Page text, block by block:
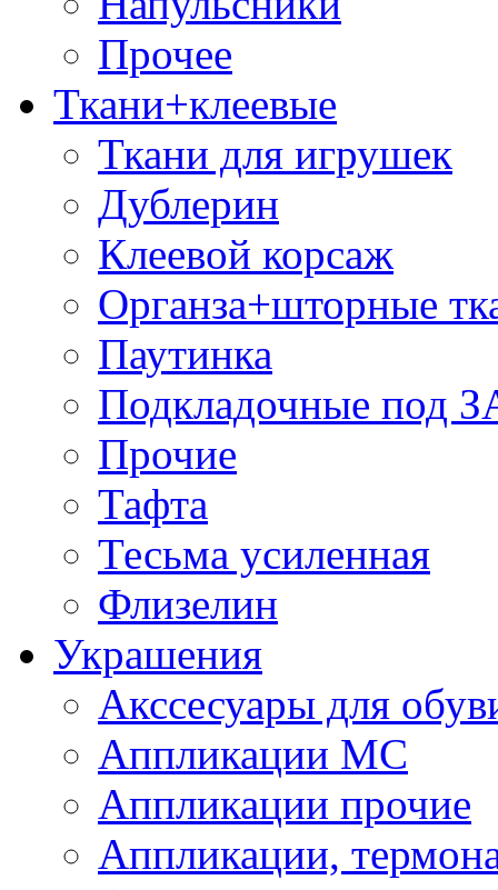
Прочее
Ткани+клеевые
Ткани для игрушек
Дублерин
Клеевой корсаж
Органза+шторные
Паутинка
Подкладочные под
Прочие
Тафта
Тесьма усиленная
Флизелин
Украшения
Акссесуары для
Аппликации МС
Аппликации прочие
Аппликации,